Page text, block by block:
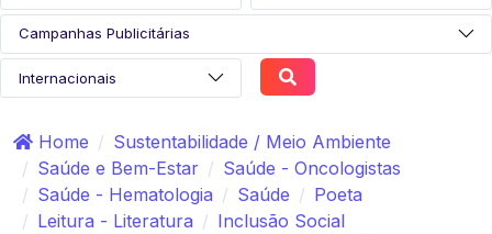
Home
Sustentabilidade / Meio Ambiente
Saúde e Bem-Estar
Saúde - Oncologistas
Saúde - Hematologia
Saúde
Poeta
Leitura - Literatura
Inclusão Social